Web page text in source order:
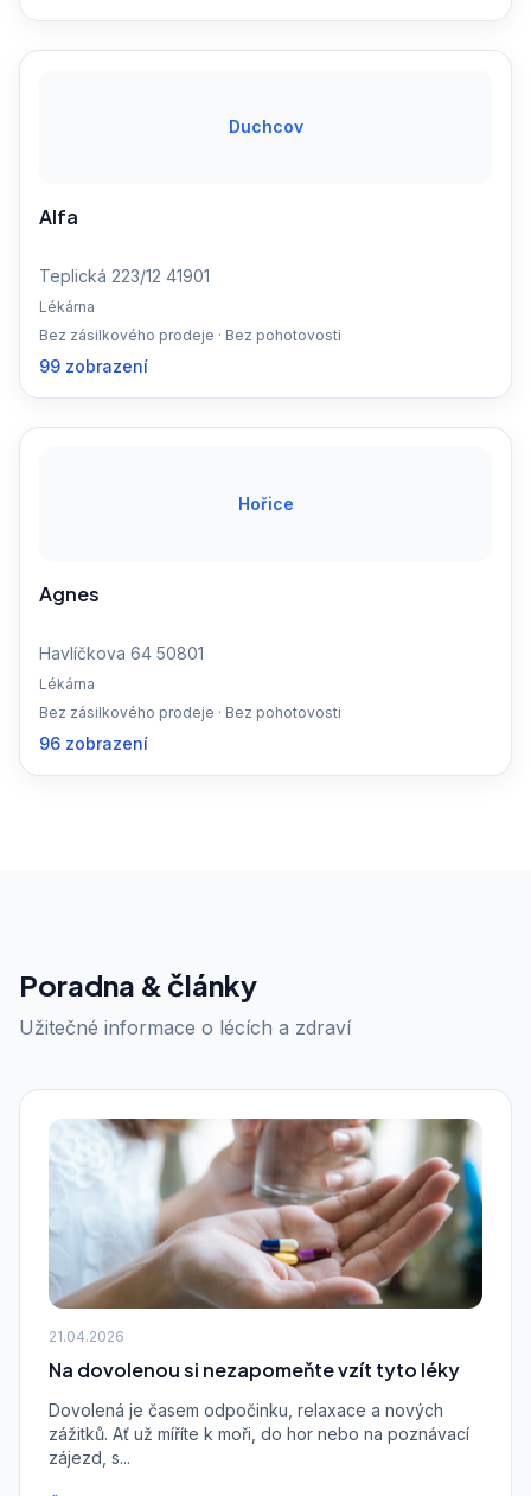
Duchcov
Alfa
Teplická 223/12 41901
Lékárna
Bez zásilkového prodeje · Bez pohotovosti
99 zobrazení
Hořice
Agnes
Havlíčkova 64 50801
Lékárna
Bez zásilkového prodeje · Bez pohotovosti
96 zobrazení
Poradna & články
Užitečné informace o lécích a zdraví
21.04.2026
Na dovolenou si nezapomeňte vzít tyto léky
Dovolená je časem odpočinku, relaxace a nových
zážitků. Ať už míříte k moři, do hor nebo na poznávací
zájezd, s...